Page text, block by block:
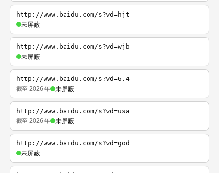
http://www.baidu.com/s?wd=hjt
未屏蔽
http://www.baidu.com/s?wd=wjb
未屏蔽
http://www.baidu.com/s?wd=6.4
截至 2026 年 未屏蔽
http://www.baidu.com/s?wd=usa
截至 2026 年 未屏蔽
http://www.baidu.com/s?wd=god
未屏蔽